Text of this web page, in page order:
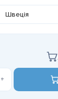
Швеція
+